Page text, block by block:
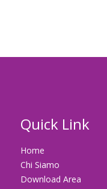
Quick Link
Home
Chi Siamo
Download Area